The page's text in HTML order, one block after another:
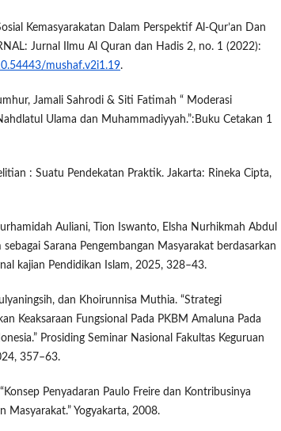
Kemasyarakatan Dalam Perspektif Al-Qur’an Dan
Jurnal Ilmu Al Quran dan Hadis 2, no. 1 (2022):
mushaf.v2i1.19.
Jamali Sahrodi & Siti Fatimah “ Moderasi
Ulama dan Muhammadiyyah.”:Buku Cetakan 1
: Suatu Pendekatan Praktik. Jakarta: Rineka Cipta,
Auliani, Tion Iswanto, Elsha Nurhikmah Abdul
sebagai Sarana Pengembangan Masyarakat berdasarkan
kajian Pendidikan Islam, 2025, 328–43.
dan Khoirunnisa Muthia. “Strategi
Keaksaraan Fungsional Pada PKBM Amaluna Pada
Prosiding Seminar Nasional Fakultas Keguruan
357–63.
Penyadaran Paulo Freire dan Kontribusinya
Masyarakat.” Yogyakarta, 2008.